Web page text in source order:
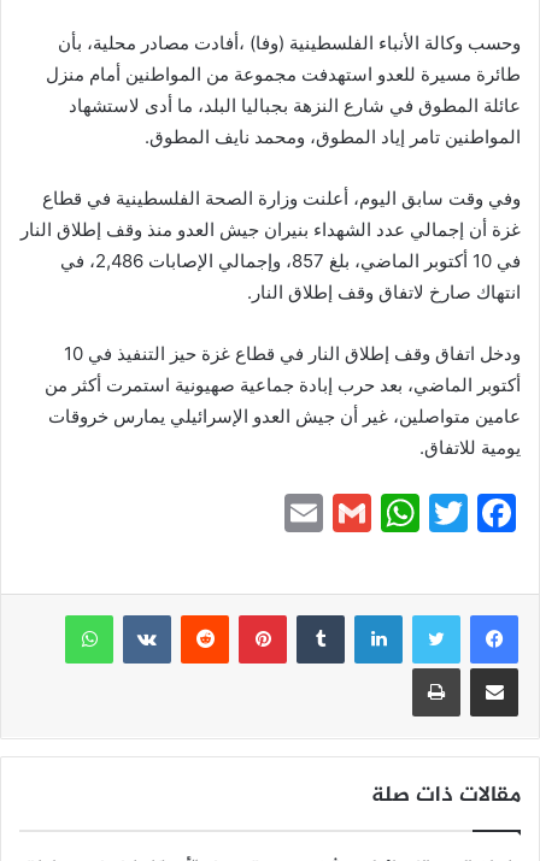
وحسب وكالة الأنباء الفلسطينية (وفا) ،أفادت مصادر محلية، بأن
طائرة مسيرة للعدو استهدفت مجموعة من المواطنين أمام منزل
عائلة المطوق في شارع النزهة بجباليا البلد، ما أدى لاستشهاد
المواطنين تامر إياد المطوق، ومحمد نايف المطوق.
وفي وقت سابق اليوم، أعلنت وزارة الصحة الفلسطينية في قطاع
غزة أن إجمالي عدد الشهداء بنيران جيش العدو منذ وقف إطلاق النار
في 10 أكتوبر الماضي، بلغ 857، وإجمالي الإصابات 2,486، في
انتهاك صارخ لاتفاق وقف إطلاق النار.
ودخل اتفاق وقف إطلاق النار في قطاع غزة حيز التنفيذ في 10
أكتوبر الماضي، بعد حرب إبادة جماعية صهيونية استمرت أكثر من
عامين متواصلين، غير أن جيش العدو الإسرائيلي يمارس خروقات
يومية للاتفاق.
F
c
e
b
o
o
k
T
itt
er
W
at
s
A
p
G
ai
l
ai
l
لينكدإن بينتيريست واتساب
مشاركة عبر البريد طباعة
مقالات ذات صلة